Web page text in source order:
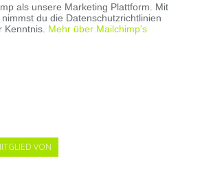
als unsere Marketing Plattform. Mit
du die Datenschutzrichtlinien
Kenntnis. Mehr über Mailchimp's
VON